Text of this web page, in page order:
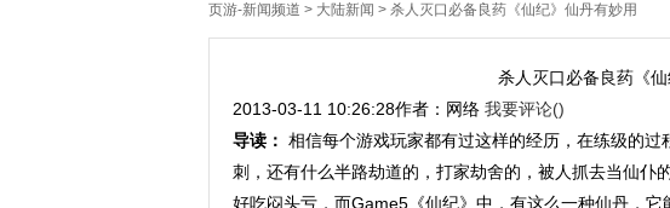
页游-新闻频道 > 大陆新闻 > 杀人灭口必备良药《仙纪》仙丹有妙用
杀人灭口必备良药《
2013-03-11 10:26:28作者：网络 我要评论()
导读： 相信每个游戏玩家都有过这样的经历，在练级的
刺，还有什么半路劫道的，打家劫舍的，被人抓去当仙仆
好吃闷头亏，而Game5《仙纪》中，有这么一种仙丹，